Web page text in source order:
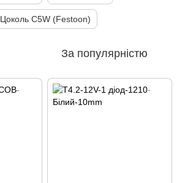
Цоколь C5W (Festoon)
За популярністю